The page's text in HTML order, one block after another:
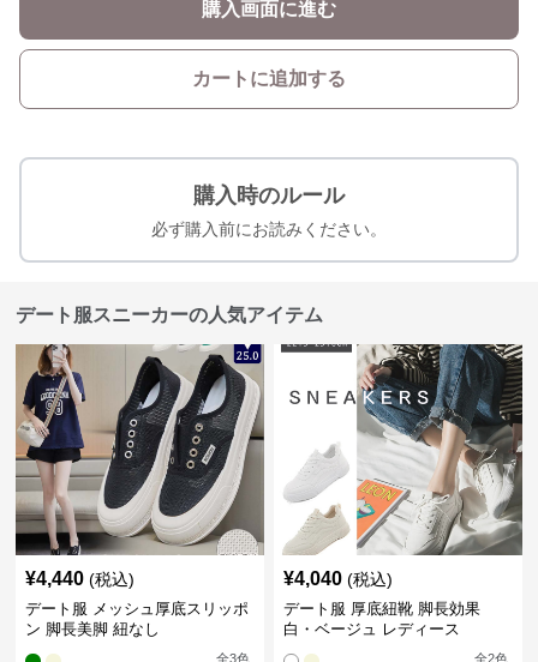
購入画面に進む
カートに追加する
購入時のルール
必ず購入前にお読みください。
デート服スニーカーの人気アイテム
¥4,440 (税込)
デート服 メッシュ厚底スリッポ
ン 脚長美脚 紐なし
全3色
¥4,040 (税込)
デート服 厚底紐靴 脚長効果
白・ベージュ レディース
全2色